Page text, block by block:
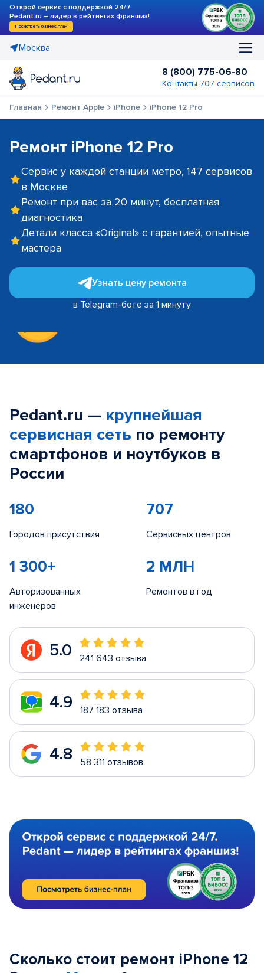
Открой сервис с поддержкой 24/7
Pedant.ru – лидер в рейтингах франшиз!
Посмотреть бизнес-план
Москва
8 (800) 775-06-80
Контакты 707 сервисов
Главная Ремонт Apple iPhone iPhone 12 Pro
Ремонт iPhone 12 Pro
Сервис у каждой станции метро, 147 сервисов
в Москве
Ремонт при вас за 20 минут, бесплатная
диагностика
Детали класса «Original» с гарантией, опытные
мастера
Узнать цену ремонта
в Telegram-боте за 1 минуту
Pedant.ru — крупнейшая
сервисная сеть по ремонту
смартфонов и ноутбуков в
России
180
Городов присутствия
707
Сервисных центров
1 300+
Авторизованных
инженеров
2 МЛН
Ремонтов в год
5.0 241 643 отзыва
4.9 187 183 отзыва
4.8 58 311 отзывов
Сколько стоит ремонт iPhone 12